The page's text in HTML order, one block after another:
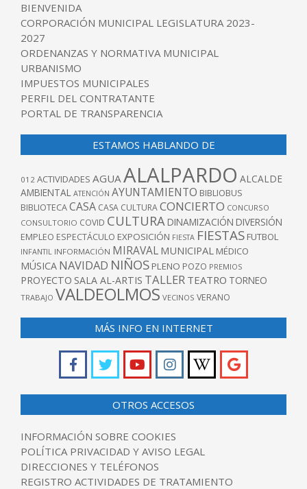
BIENVENIDA
CORPORACIÓN MUNICIPAL LEGISLATURA 2023-
2027
ORDENANZAS Y NORMATIVA MUNICIPAL
URBANISMO
IMPUESTOS MUNICIPALES
PERFIL DEL CONTRATANTE
PORTAL DE TRANSPARENCIA
ESTAMOS HABLANDO DE
012 ACTIVIDADES AGUAALALPARDO ALCALDE
AMBIENTAL ATENCIÓN AYUNTAMIENTO BIBLIOBUS
BIBLIOTECACASA CASA CULTURACONCIERTO CONCURSO
CONSULTORIO COVID CULTURA DINAMIZACIÓN DIVERSIÓN
EMPLEO ESPECTÁCULO EXPOSICIÓN FIESTA FIESTAS FUTBOL
INFANTIL INFORMACIÓN MIRAVAL MUNICIPAL MÉDICO
MÚSICA NAVIDAD NIÑOS PLENO POZO PREMIOS
PROYECTO SALA AL-ARTIS TALLER TEATRO TORNEO
TRABAJO VALDEOLMOS VECINOS VERANO
MÁS INFO EN INTERNET
OTROS ACCESOS
INFORMACIÓN SOBRE COOKIES
POLÍTICA PRIVACIDAD Y AVISO LEGAL
DIRECCIONES Y TELÉFONOS
REGISTRO ACTIVIDADES DE TRATAMIENTO